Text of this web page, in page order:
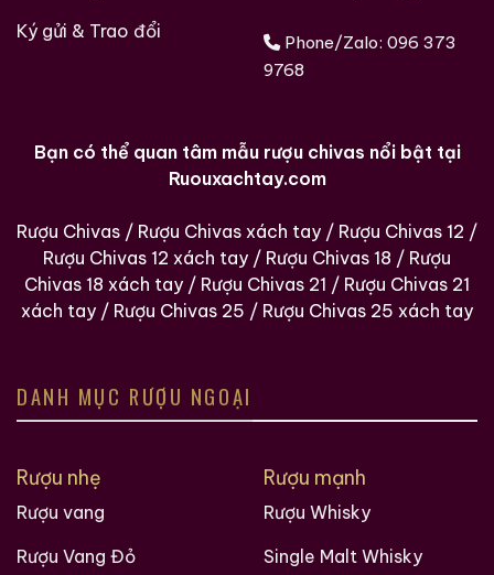
Ký gửi & Trao đổi
Phone/Zalo: 096 373
9768
Bạn có thể quan tâm mẫu rượu chivas nổi bật tại
Ruouxachtay.com
Rượu Chivas / Rượu Chivas xách tay / Rượu Chivas 12 /
Rượu Chivas 12 xách tay / Rượu Chivas 18 / Rượu
Chivas 18 xách tay / Rượu Chivas 21 / Rượu Chivas 21
xách tay / Rượu Chivas 25 / Rượu Chivas 25 xách tay
DANH MỤC RƯỢU NGOẠI
Rượu nhẹ
Rượu vang
Rượu Vang Đỏ
Rượu mạnh
Rượu Whisky
Single Malt Whisky